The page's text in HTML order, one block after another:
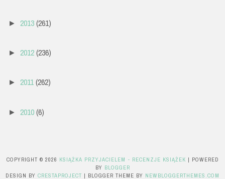
► 2013(261)
► 2012(236)
► 2011(262)
► 2010(6)
COPYRIGHT © 2026 KSIĄŻKA PRZYJACIELEM - RECENZJE KSIĄŻEK | POWERED
BY BLOGGER
DESIGN BY CRESTAPROJECT | BLOGGER THEME BY NEWBLOGGERTHEMES.COM